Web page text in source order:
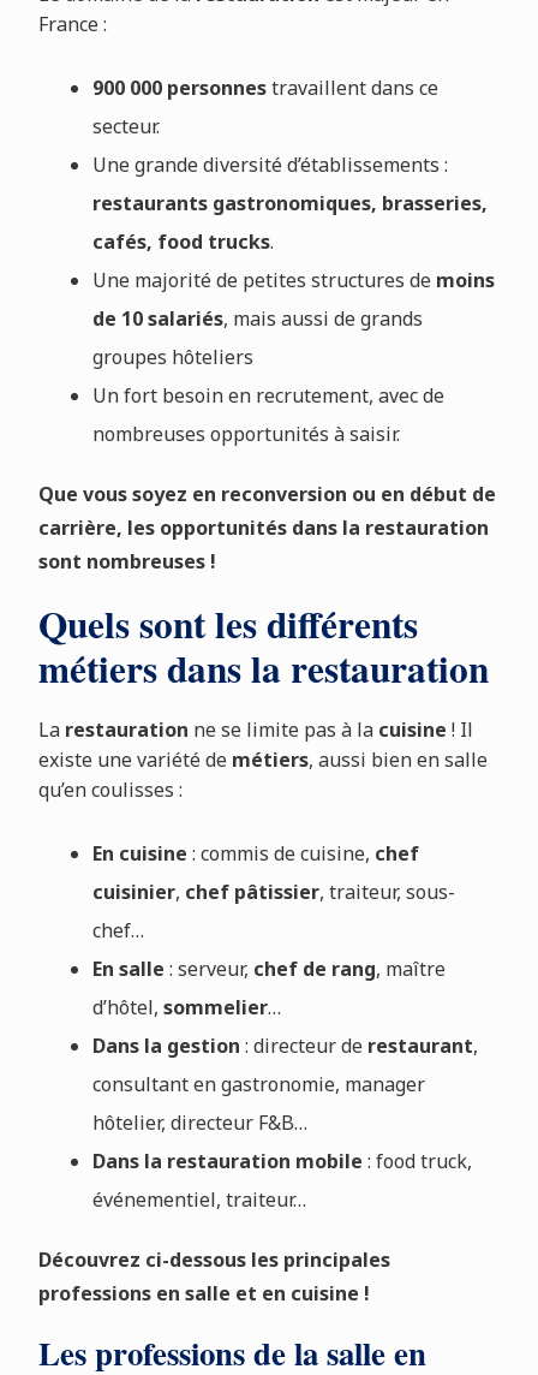
France :
900 000 personnestravaillent dans ce
secteur.
Une grande diversité d’établissements :
restaurants gastronomiques, brasseries,
cafés, food trucks.
Une majorité de petites structures de moins
de 10 salariés, mais aussi de grands
groupes hôteliers
Un fort besoin en recrutement, avec de
nombreuses opportunités à saisir.
Que vous soyez en reconversion ou en début de
carrière, les opportunités dans la restauration
sont nombreuses !
Quels sont les différents
métiers dans la restauration
La restauration ne se limite pas à la cuisine ! Il
existe une variété de métiers, aussi bien en salle
qu’en coulisses :
En cuisine : commis de cuisine, chef
cuisinier, chef pâtissier, traiteur, sous-
chef…
En salle : serveur, chef de rang, maître
d’hôtel, sommelier…
Dans la gestion : directeur de restaurant,
consultant en gastronomie, manager
hôtelier, directeur F&B…
Dans la restauration mobile : food truck,
événementiel, traiteur…
Découvrez ci-dessous les principales
professions en salle et en cuisine !
Les professions de la salle en